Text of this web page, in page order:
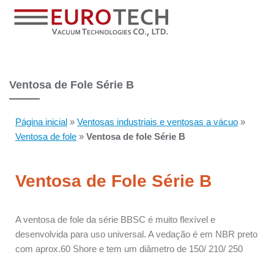
Ventosa de Fole Série B
Página inicial » Ventosas industriais e ventosas a vácuo »
Ventosa de fole » Ventosa de fole Série B
Ventosa de Fole Série B
A ventosa de fole da série BBSC é muito flexível e
desenvolvida para uso universal. A vedação é em NBR preto
com aprox.60 Shore e tem um diâmetro de 150/ 210/ 250